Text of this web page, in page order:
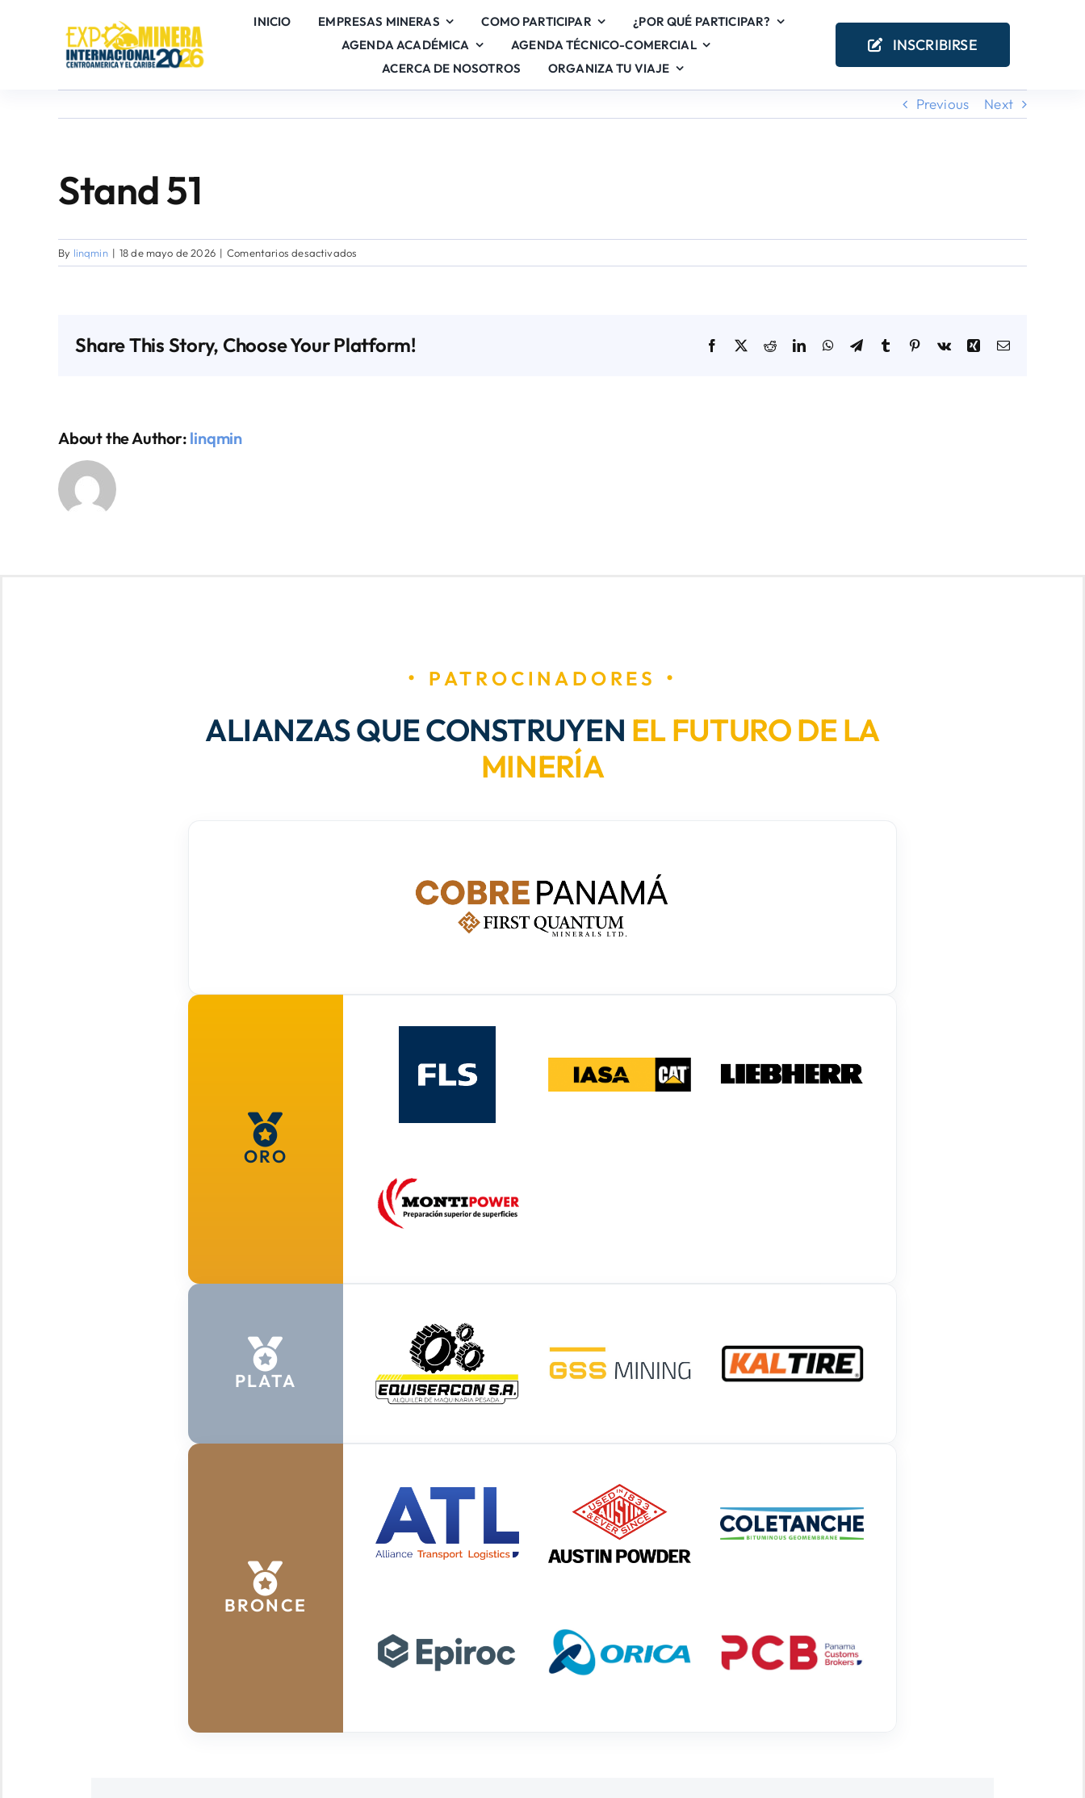
INICIO EMPRESAS MINERAS COMO PARTICIPAR
¿POR QUÉ PARTICIPAR?
AGENDA ACADÉMICA
AGENDA TÉCNICO-COMERCIAL
ACERCA DE NOSOTROS
ORGANIZA TU VIAJE
INSCRIBIRSE
Previous Next
Stand 51
By linqmin | 18 de mayo de 2026 | Comentarios desactivados
Stand
Share This Story, Choose Your Platform! Facebook RedditLinkedInWhatsApp
TelegramTumblr Pinterest
Vk Xing Email
About the Author: linqmin
PATROCINADORES
ALIANZAS QUE CONSTRUYEN EL FUTURO DE LA
MINERÍA
ORO
PLATA
BRONCE